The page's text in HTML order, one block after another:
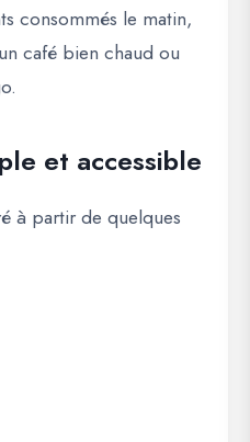
consommés le matin,
café bien chaud ou
et accessible
à partir de quelques